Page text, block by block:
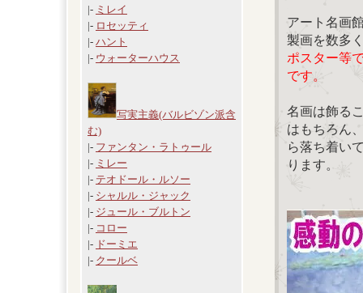
|- ミレイ
|- ロセッティ
|- ハント
|- ウォーターハウス
写実主義(バルビゾン派含
む)
|- ファンタン・ラトゥール
|- ミレー
|- テオドール・ルソー
|- シャルル・ジャック
|- ジュール・ブルトン
|- コロー
|- ドーミエ
|- クールベ
アート名画
製画を数多
ポスター等
です。
名画は飾る
はもちろん
ら落ち着い
ります。